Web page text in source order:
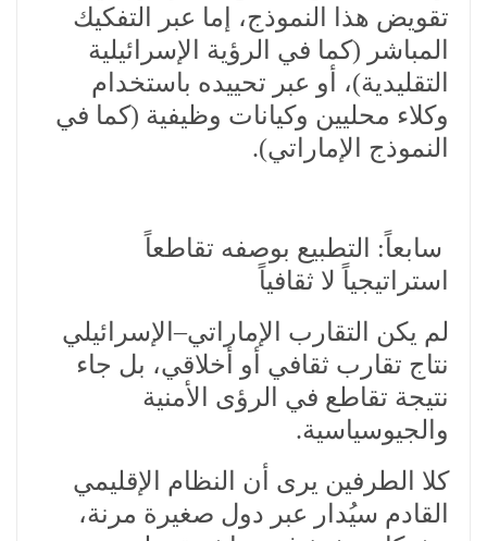
تقويض هذا النموذج، إما عبر التفكيك
المباشر (كما في الرؤية الإسرائيلية
التقليدية)، أو عبر تحييده باستخدام
وكلاء محليين وكيانات وظيفية (كما في
النموذج الإماراتي).
سابعاً: التطبيع بوصفه تقاطعاً
استراتيجياً لا ثقافياً
لم يكن التقارب الإماراتي–الإسرائيلي
نتاج تقارب ثقافي أو أخلاقي، بل جاء
نتيجة تقاطع في الرؤى الأمنية
والجيوسياسية.
كلا الطرفين يرى أن النظام الإقليمي
القادم سيُدار عبر دول صغيرة مرنة،